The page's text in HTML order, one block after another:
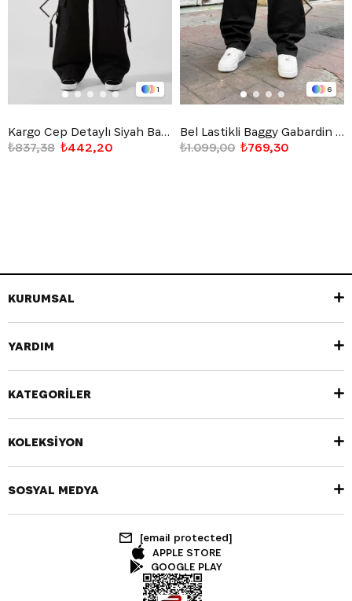
1
Kargo Cep Detaylı Siyah Baggy Jean
₺442,20
₺837,38
6
Bel Lastikli Baggy Gabardin Pantolon Siyah
₺769,30
₺1.099,00
KURUMSAL
YARDIM
KATEGORİLER
KOLEKSİYON
SOSYAL MEDYA
[email protected]
APPLE STORE
GOOGLE PLAY